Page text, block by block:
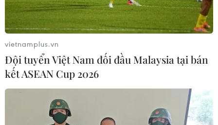
đầu vụ đâm dao ở trung tâm London
06/08/2026 06:00
Ba Lan thảo luận việc thành lập căn
cứ quân sự thường trực với Mỹ
vietnamplus.vn
Đội tuyển Việt Nam đối đầu Malaysia tại bán
kết ASEAN Cup 2026